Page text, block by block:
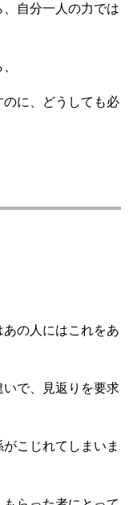
自分一人の力では
に、どうしても必
の人にはこれをあ
で、見返りを要求
こじれてしまいま